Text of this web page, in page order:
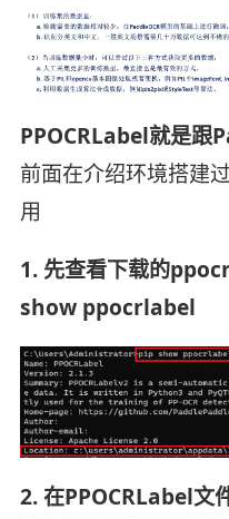
PPOCRLabel就是跟
前面在介绍环境搭建
用
1. 先查看下载的
show ppocrlabel
2. 在PPOCRLabel文